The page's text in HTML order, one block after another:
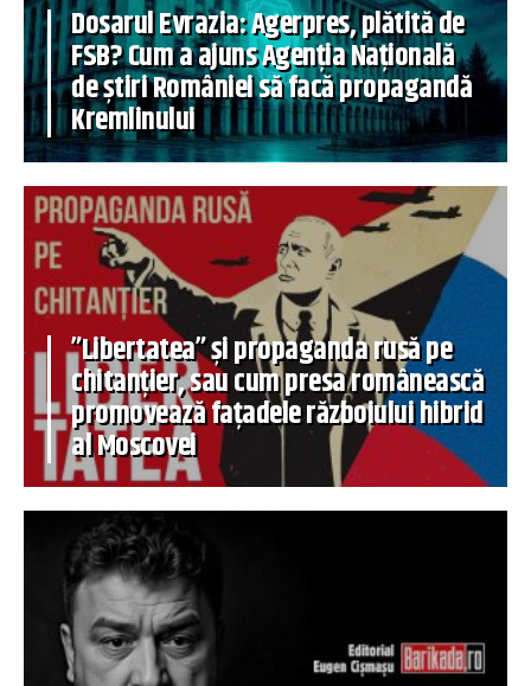
Dosarul Evrazia: Agerpres, plătită de
FSB? Cum a ajuns Agenția Națională
de știri României să facă propagandă
Kremlinului
”Libertatea” și propaganda rusă pe
chitanțier, sau cum presa românească
promovează fațadele războiului hibrid
al Moscovei